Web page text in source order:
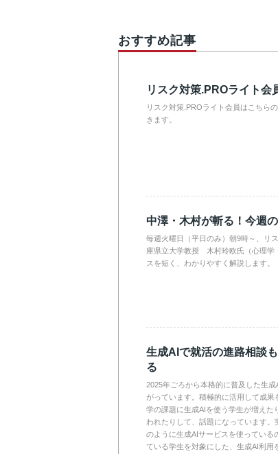
おすすめ記事
リスク対策.PROライト会
リスク対策.PROライト会員はこちら
きます。
中澤・木村が斬る！今週
毎週火曜日（平日のみ）朝9時～、リ
庫県立大学教授 木村玲欧氏（心理学
スを短く、わかりやすく解説します。
生成AIで就活の進路相談
る
2025年ごろから本格的に普及した生
がっています。積極的に活用して成
学の課題に生成AIを使う学生が増えた
われたりして、話題になっています
のように生成AIサービスを使っている
ている学生を対象にした、生成AI利用